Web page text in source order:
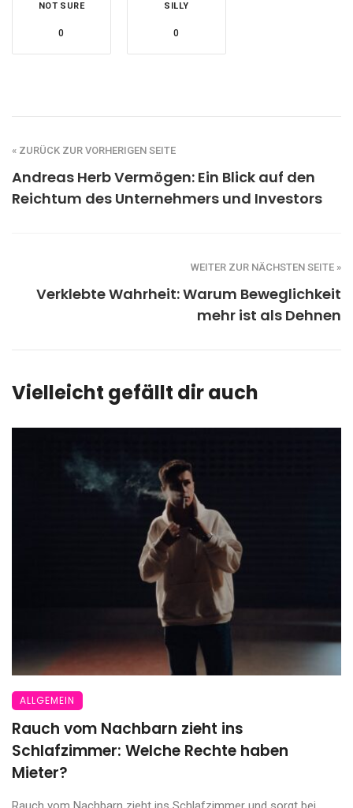
NOT SURE
0
SILLY
0
« ZURÜCK ZUR VORHERIGEN SEITE
Andreas Herb Vermögen: Ein Blick auf den
Reichtum des Unternehmers und Investors
WEITER ZUR NÄCHSTEN SEITE »
Verklebte Wahrheit: Warum Beweglichkeit
mehr ist als Dehnen
Vielleicht gefällt dir auch
ALLGEMEIN
Rauch vom Nachbarn zieht ins
Schlafzimmer: Welche Rechte haben
Mieter?